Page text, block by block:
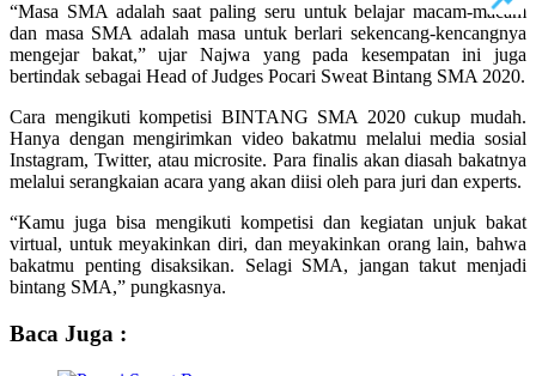
“Masa SMA adalah saat paling seru untuk belajar macam-macam
dan masa SMA adalah masa untuk berlari sekencang-kencangnya
mengejar bakat,” ujar Najwa yang pada kesempatan ini juga
bertindak sebagai Head of Judges Pocari Sweat Bintang SMA 2020.
Cara mengikuti kompetisi BINTANG SMA 2020 cukup mudah.
Hanya dengan mengirimkan video bakatmu melalui media sosial
Instagram, Twitter, atau microsite. Para finalis akan diasah bakatnya
melalui serangkaian acara yang akan diisi oleh para juri dan experts.
“Kamu juga bisa mengikuti kompetisi dan kegiatan unjuk bakat
virtual, untuk meyakinkan diri, dan meyakinkan orang lain, bahwa
bakatmu penting disaksikan. Selagi SMA, jangan takut menjadi
bintang SMA,” pungkasnya.
Baca Juga :